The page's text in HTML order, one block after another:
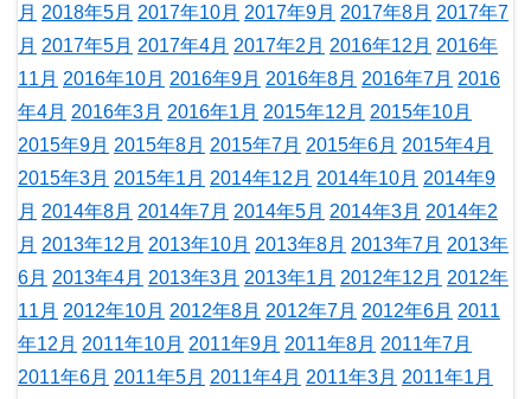
月 2018年5月 2017年10月 2017年9月 2017年8月 2017年7
月 2017年5月 2017年4月 2017年2月 2016年12月 2016年
11月 2016年10月 2016年9月 2016年8月 2016年7月 2016
年4月 2016年3月 2016年1月 2015年12月 2015年10月
2015年9月 2015年8月 2015年7月 2015年6月 2015年4月
2015年3月 2015年1月 2014年12月 2014年10月 2014年9
月 2014年8月 2014年7月 2014年5月 2014年3月 2014年2
月 2013年12月 2013年10月 2013年8月 2013年7月 2013年
6月 2013年4月 2013年3月 2013年1月 2012年12月 2012年
11月 2012年10月 2012年8月 2012年7月 2012年6月 2011
年12月 2011年10月 2011年9月 2011年8月 2011年7月
2011年6月 2011年5月 2011年4月 2011年3月 2011年1月